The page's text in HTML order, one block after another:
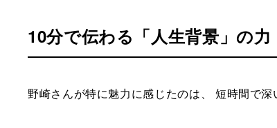
10分で伝わる「人生背景」の力
野崎さんが特に魅力に感じたのは、 短時間で深